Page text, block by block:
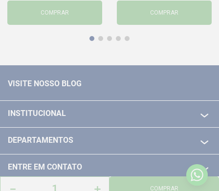
＋
－ COMPRAR
COMPRAR COMPRAR
VISITE NOSSO BLOG
INSTITUCIONAL
POLITICA DE TROCA E DEVOLUÇÃO
DEPARTAMENTOS
FERRAMENTAS MANUIAIS
ENTRE EM CONTATO
TELEVENDAS